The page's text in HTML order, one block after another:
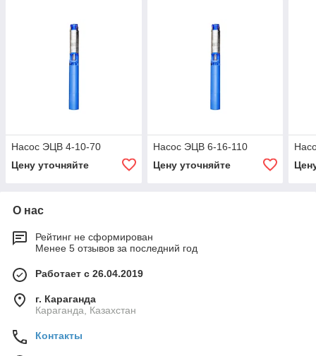
Насос ЭЦВ 4-10-70
Цену уточняйте
Насос ЭЦВ 6-16-110
Цену уточняйте
О нас
Рейтинг не сформирован
Менее 5 отзывов за последний год
Работает с 26.04.2019
г. Караганда
Караганда, Казахстан
Контакты